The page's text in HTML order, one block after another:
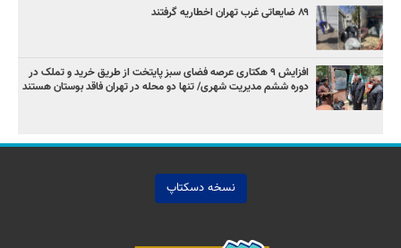
۸۹ ضایعاتی غرب تهران اخطاریه گرفتند
افزایش ۹ هکتاری عرصه فضای سبز پایتخت از طریق خرید و تملک در
دوره ششم مدیریت شهری/ تنها دو محله در تهران فاقد بوستان هستند
نسخه دسکتاپ